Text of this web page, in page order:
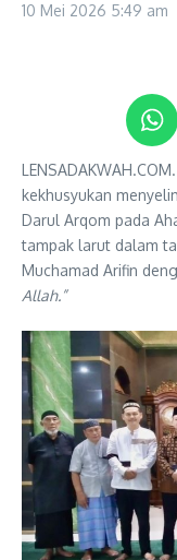
10 Mei 2026 5:49 am
kekhusyukan
Darul Arqom pada
tampak larut dalam
Muchamad Arifin
Allah.”